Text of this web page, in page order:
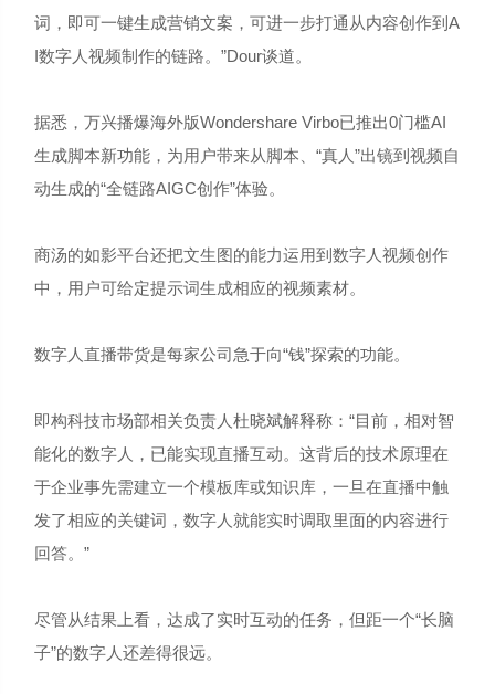
词，即可一键生成营销文案，可进一步打通从内容创作到A
I数字人视频制作的链路。”Dour谈道。
据悉，万兴播爆海外版Wondershare Virbo已推出0门槛AI
生成脚本新功能，为用户带来从脚本、“真人”出镜到视频自
动生成的“全链路AIGC创作”体验。
商汤的如影平台还把文生图的能力运用到数字人视频创作
中，用户可给定提示词生成相应的视频素材。
数字人直播带货是每家公司急于向“钱”探索的功能。
即构科技市场部相关负责人杜晓斌解释称：“目前，相对智
能化的数字人，已能实现直播互动。这背后的技术原理在
于企业事先需建立一个模板库或知识库，一旦在直播中触
发了相应的关键词，数字人就能实时调取里面的内容进行
回答。”
尽管从结果上看，达成了实时互动的任务，但距一个“长脑
子”的数字人还差得很远。